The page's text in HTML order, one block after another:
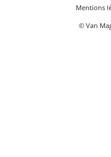
Mentions
© Van